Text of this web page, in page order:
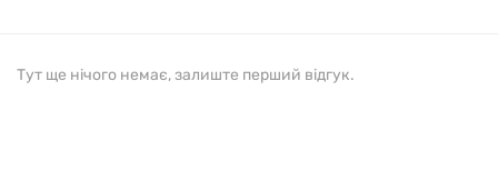
Тут ще нічого немає, залиште перший відгук.